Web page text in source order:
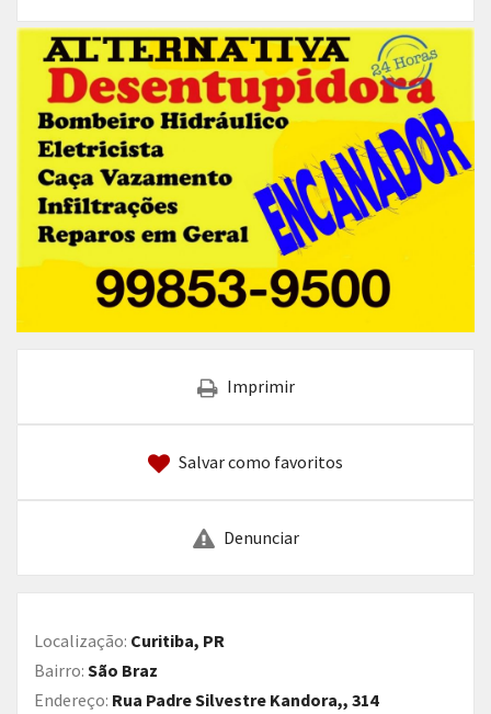
Imprimir
Salvar como favoritos
Denunciar
Localização: Curitiba, PR
Bairro: São Braz
Endereço: Rua Padre Silvestre Kandora,, 314